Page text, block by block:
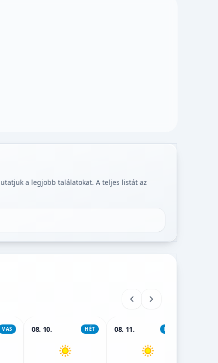
a legjobb találatokat. A teljes listát az
VAS 08. 10. HÉT 08. 11. KEDD